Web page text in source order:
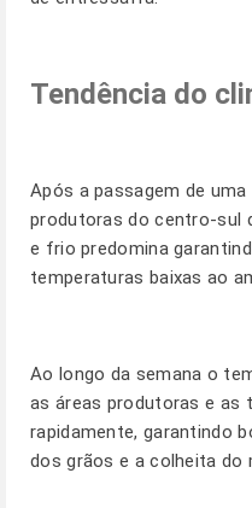
Tendência do
Após a passagem de
produtoras do centro-sul
e frio predomina
temperaturas baixas ao
Ao longo da semana o
as áreas produtoras e as
rapidamente, garantindo
dos grãos e a colheita do